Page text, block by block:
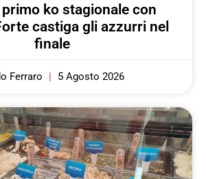
ko stagionale con
castiga gli azzurri nel
finale
Ferraro 5 Agosto 2026